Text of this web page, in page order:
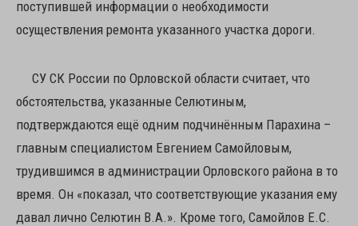
поступившей информации о необходимости
осуществления ремонта указанного участка дороги.
СУ СК России по Орловской области считает, что
обстоятельства, указанные Селютиным,
подтверждаются ещё одним подчинённым Парахина –
главным специалистом Евгением Самойловым,
трудившимся в администрации Орловского района в то
время. Он «показал, что соответствующие указания ему
давал лично Селютин В.А.». Кроме того, Самойлов Е.С.